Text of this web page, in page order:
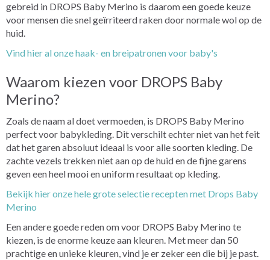
gebreid in DROPS Baby Merino is daarom een goede keuze
voor mensen die snel geïrriteerd raken door normale wol op de
huid.
Vind hier al onze haak- en breipatronen voor baby's
Waarom kiezen voor DROPS Baby
Merino?
Zoals de naam al doet vermoeden, is DROPS Baby Merino
perfect voor babykleding. Dit verschilt echter niet van het feit
dat het garen absoluut ideaal is voor alle soorten kleding. De
zachte vezels trekken niet aan op de huid en de fijne garens
geven een heel mooi en uniform resultaat op kleding.
Bekijk hier onze hele grote selectie recepten met Drops Baby
Merino
Een andere goede reden om voor DROPS Baby Merino te
kiezen, is de enorme keuze aan kleuren. Met meer dan 50
prachtige en unieke kleuren, vind je er zeker een die bij je past.